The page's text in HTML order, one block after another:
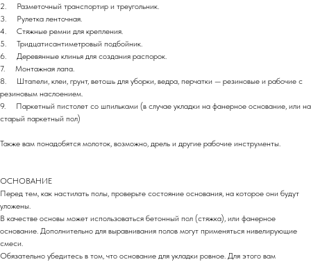
2. Разметочный транспортир и треугольник.
3. Рулетка ленточная.
4. Стяжные ремни для крепления.
5. Тридцатисантиметровый подбойник.
6. Деревянные клинья для создания распорок.
7. Монтажная лапа.
8. Штапели, клеи, грунт, ветошь для уборки, ведра, перчатки — резиновые и рабочие с
резиновым наслоением.
9. Паркетный пистолет со шпильками (в случае укладки на фанерное основание, или на
старый паркетный пол)
Также вам понадобятся молоток, возможно, дрель и другие рабочие инструменты.
ОСНОВАНИЕ
Перед тем, как настилать полы, проверьте состояние основания, на которое они будут
уложены.
В качестве основы может использоваться бетонный пол (стяжка), или фанерное
основание. Дополнительно для выравнивания полов могут применяться нивелирующие
смеси.
Обязательно убедитесь в том, что основание для укладки ровное. Для этого вам